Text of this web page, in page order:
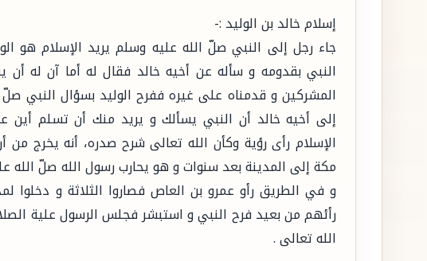
إسلام خالد بن الوليد :-
جاء رجل إلى النبي صلّ الله عليه وسلم يريد الإسلام هو
النبي بقدومه و سأله عن أخيه خالد فقال له أما آن له
المشركين و قدمناه على غيره ففرح الوليد بسؤال النبي
إلى أخيه خالد أن النبي يسألك و يريد منك أن تسلم أين
الإسلام رأى رؤية وكأن الله تعالى شرح صدره، أنه يخرج
مكة إلى المدينة بعد سنوات و هو يحارب رسول الله صلّ
و في الطريق رأو عمرو بن العاص فصاروا الثلاثة و دخلوا
رأئهم من بعيد فرح النبي و استبشر فجلس الرسول علية
الله تعالى .